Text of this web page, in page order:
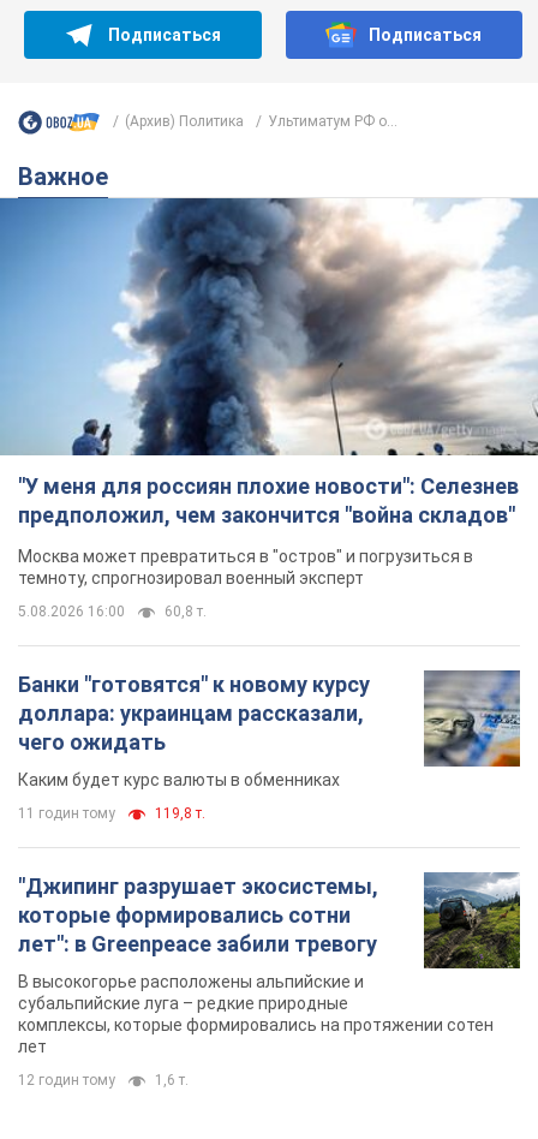
"У меня для россиян плохие новости": Селезнев
предположил, чем закончится "война складов"
Москва может превратиться в "остров" и погрузиться в
темноту, спрогнозировал военный эксперт
60,8 т.
Банки "готовятся" к новому курсу
доллара: украинцам рассказали,
чего ожидать
11 годин тому 119,8 т.
"Джипинг разрушает экосистемы,
которые формировались сотни
лет": в Greenpeace забили тревогу
В высокогорье расположены альпийские и
комплексы, которые формировались на протяжении сотен
лет